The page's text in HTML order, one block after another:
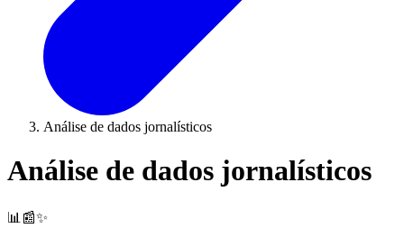
Análise de dados jornalísticos
Análise de dados jornalísticos
📊📰✨